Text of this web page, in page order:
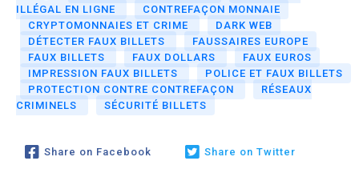
ILLÉGAL EN LIGNE
CONTREFAÇON MONNAIE
CRYPTOMONNAIES ET CRIME
DARK WEB
DÉTECTER FAUX BILLETS
FAUSSAIRES EUROPE
FAUX BILLETS
FAUX DOLLARS
FAUX EUROS
IMPRESSION FAUX BILLETS
POLICE ET FAUX BILLETS
PROTECTION CONTRE CONTREFAÇON
RÉSEAUX
CRIMINELS
SÉCURITÉ BILLETS
Share on Facebook Share on Twitter